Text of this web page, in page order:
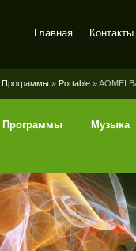
Главная Контакты
Программы » Portable » AOMEI
Программы Музыка